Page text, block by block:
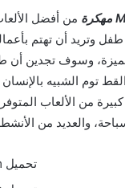
من أفضل
وتريد أن تهتم
وسوف تجدين أن
توم الشبيه
من الألعاب
والعديد من